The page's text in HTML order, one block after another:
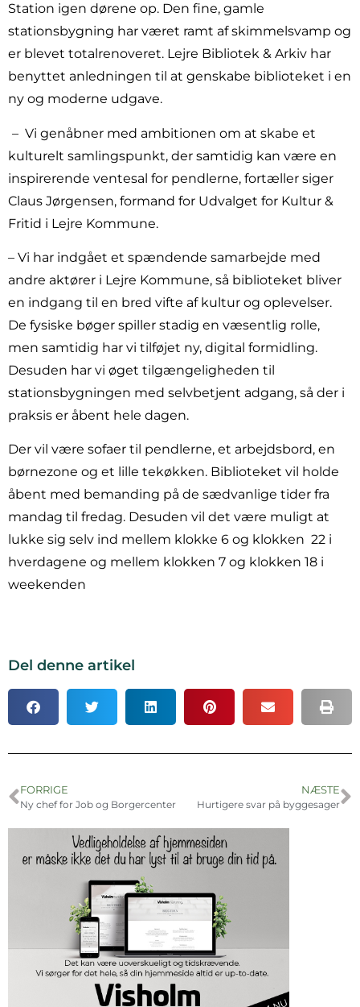
Station igen dørene op. Den fine, gamle
stationsbygning har været ramt af skimmelsvamp og
er blevet totalrenoveret. Lejre Bibliotek & Arkiv har
benyttet anledningen til at genskabe biblioteket i en
ny og moderne udgave.
– Vi genåbner med ambitionen om at skabe et
kulturelt samlingspunkt, der samtidig kan være en
inspirerende ventesal for pendlerne, fortæller siger
Claus Jørgensen, formand for Udvalget for Kultur &
Fritid i Lejre Kommune.
– Vi har indgået et spændende samarbejde med
andre aktører i Lejre Kommune, så biblioteket bliver
en indgang til en bred vifte af kultur og oplevelser.
De fysiske bøger spiller stadig en væsentlig rolle,
men samtidig har vi tilføjet ny, digital formidling.
Desuden har vi øget tilgængeligheden til
stationsbygningen med selvbetjent adgang, så der i
praksis er åbent hele dagen.
Der vil være sofaer til pendlerne, et arbejdsbord, en
børnezone og et lille tekøkken. Biblioteket vil holde
åbent med bemanding på de sædvanlige tider fra
mandag til fredag. Desuden vil det være muligt at
lukke sig selv ind mellem klokke 6 og klokken 22 i
hverdagene og mellem klokken 7 og klokken 18 i
weekenden
Del denne artikel
FORRIGE
Ny chef for Job og Borgercenter
NÆSTE
Hurtigere svar på byggesager